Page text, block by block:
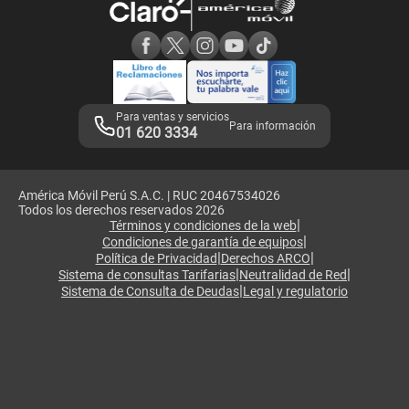
Adquirientes iPhone 6, 6S y SE
Mensaje de Seguridad
Términos y Condiciones de Tienda Claro
Libro de Reclamaciones
Legales de marketplace
Para ventas y servicios
01 620 3334 Para información
América Móvil Perú S.A.C. | RUC 20467534026
Todos los derechos reservados 2026
Términos y condiciones de la web|
Condiciones de garantía de equipos|
Política de Privacidad|Derechos ARCO|
Sistema de consultas Tarifarias|Neutralidad de Red|
Sistema de Consulta de Deudas|Legal y regulatorio